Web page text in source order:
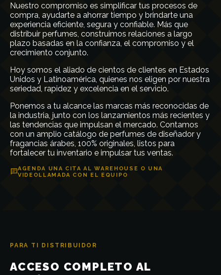
Nuestro compromiso es simplificar tus procesos de
compra, ayudarte a ahorrar tiempo y brindarte una
experiencia eficiente, segura y confiable. Más que
distribuir perfumes, construimos relaciones a largo
plazo basadas en la confianza, el compromiso y el
crecimiento conjunto.
Hoy somos el aliado de cientos de clientes en Estados
Unidos y Latinoamérica, quienes nos eligen por nuestra
seriedad, rapidez y excelencia en el servicio.
Ponemos a tu alcance las marcas más reconocidas de
la industria, junto con los lanzamientos más recientes y
las tendencias que impulsan el mercado. Contamos
con un amplio catálogo de perfumes de diseñador y
fragancias árabes, 100% originales, listos para
fortalecer tu inventario e impulsar tus ventas.
chatAGENDA UNA CITA AL WAREHOUSE O UNA
VIDEOLLAMADA CON EL EQUIPO
PARA TI DISTRIBUIDOR
ACCESO COMPLETO AL